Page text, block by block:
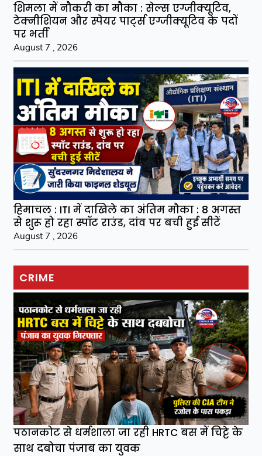
शिमला में नौकरी का मौका : सेल्स एग्जीक्यूटिव,
टेक्नीशियन और स्पेयर पार्ट्स एग्जीक्यूटिव के पदों
पर भर्ती
August 7 , 2026
हिमाचल : ITI में दाखिले का अंतिम मौका : 8 अगस्त
से शुरू हो रहा स्पॉट राउंड, दांव पर बची हुई सीटें
August 7 , 2026
CRIME
पठानकोट से धर्मशाला जा रही HRTC बस में चिट्टे के
साथ दबोचा पंजाब का युवक